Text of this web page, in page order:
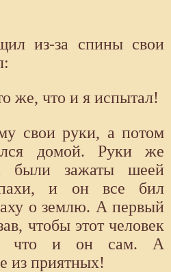
из-за спины свои
же, что и я испытал!
свои руки, а потом
домой. Руки же
были зажаты шеей
и он все бил
о землю. А первый
чтобы этот человек
что и он сам. А
из приятных!